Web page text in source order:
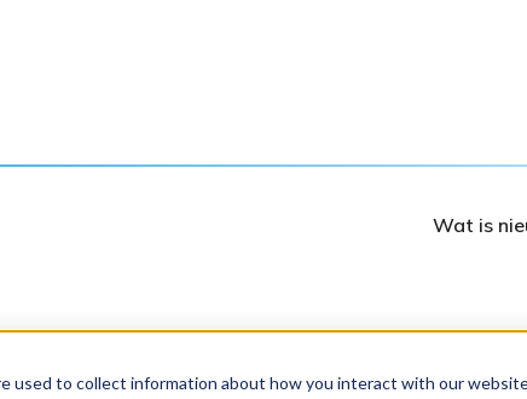
used to collect information about how you interact with our
Wat is